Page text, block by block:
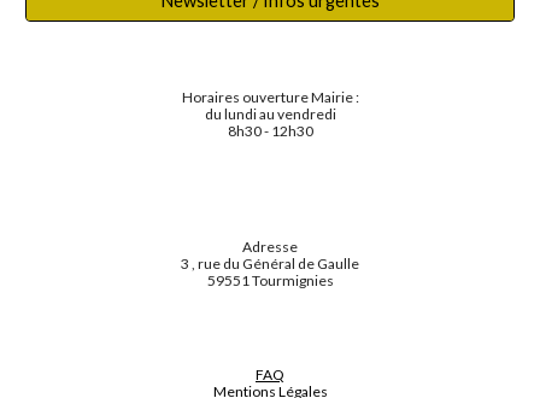
Horaires ouverture Mairie :
du lundi au vendredi
8h30 - 12h30
Adresse
3 , rue du Général de Gaulle
59551 Tourmignies
FAQ
Mentions Légales